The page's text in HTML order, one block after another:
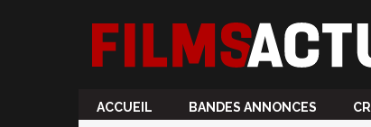
ACCUEIL BANDES ANNONCES